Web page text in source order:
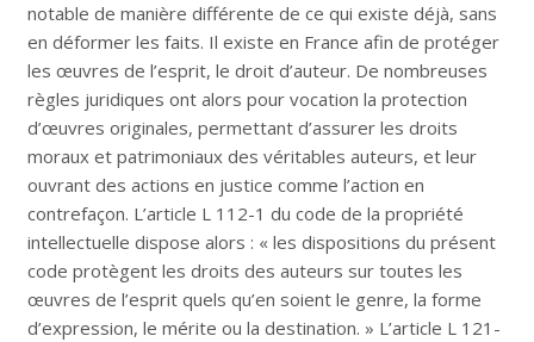
notable de manière différente de ce qui existe déjà, sans
en déformer les faits. Il existe en France afin de protéger
les œuvres de l’esprit, le droit d’auteur. De nombreuses
règles juridiques ont alors pour vocation la protection
d’œuvres originales, permettant d’assurer les droits
moraux et patrimoniaux des véritables auteurs, et leur
ouvrant des actions en justice comme l’action en
contrefaçon. L’article L 112-1 du code de la propriété
intellectuelle dispose alors : « les dispositions du présent
code protègent les droits des auteurs sur toutes les
œuvres de l’esprit quels qu’en soient le genre, la forme
d’expression, le mérite ou la destination. » L’article L 121-